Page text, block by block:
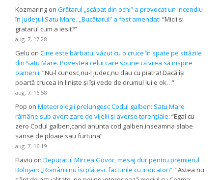
Kozmaring onGrătarul „scăpat din ochi” a provocat un incendiu
în județul Satu Mare. ,,Bucătarul” a fost amendat: “Micii si
gratarul cum a iesit?”
aug. 7, 17:28
Gelu onCine este bărbatul văzut cu o cruce în spate pe străzile
din Satu Mare. Povestea celui care spune că vrea să inspire
oamenii: “Nu-l cunosc,nu-l judec,nu dau cu piatra! Dacă își
poartă crucea in liniște și își vede de drumul lui e ok…”
aug. 7, 16:58
Pop onMeteorologii prelungesc Codul galben: Satu Mare
rămâne sub avertizare de vijelii și averse torențiale: “Egal cu
zero Codul galben,cand anunta cod galben,inseamna slabe
sanse de ploaie sau furtuna”
aug. 7, 16:19
Flaviu onDeputatul Mircea Govor, mesaj dur pentru premierul
Bolojan: „Românii nu își plătesc facturile cu indicatori”: “Astea nu